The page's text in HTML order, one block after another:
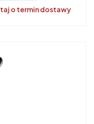
o termin dostawy